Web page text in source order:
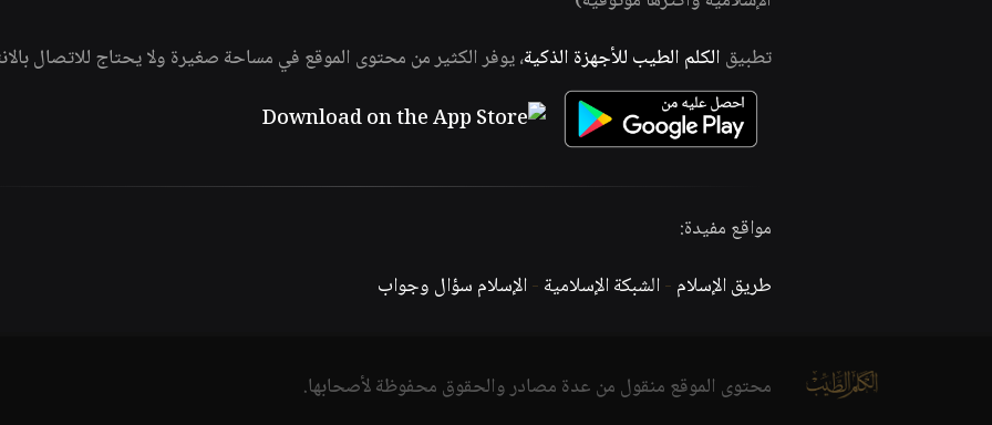
تطبيق الكلم الطيب للأجهزة الذكية، يوفر الكثير من محتوى الموقع في مساحة صغيرة ولا يحتاج للاتصال
مواقع مفيدة:
طريق الإسلام -الشبكة الإسلامية -الإسلام سؤال وجواب
محتوى الموقع منقول من عدة مصادر والحقوق محفوظة لأصحابها.